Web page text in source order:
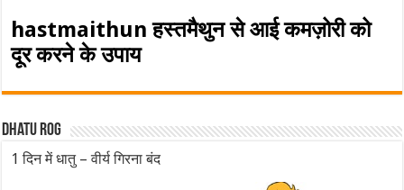
hastmaithun हस्तमैथुन से आई कमज़ोरी को
दूर करने के उपाय
Dhatu rog
1 दिन में धातु – वीर्य गिरना बंद